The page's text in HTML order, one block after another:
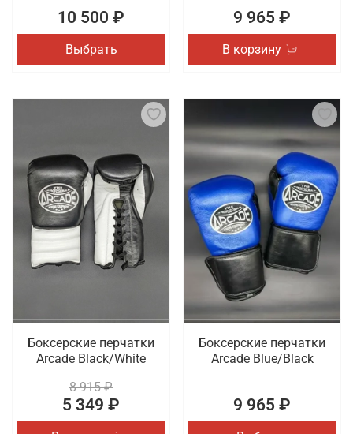
10 500 ₽
Выбрать
9 965 ₽
В корзину
Боксерские перчатки
Arcade Black/White
8 915 ₽
5 349 ₽
Боксерские перчатки
Arcade Blue/Black
9 965 ₽